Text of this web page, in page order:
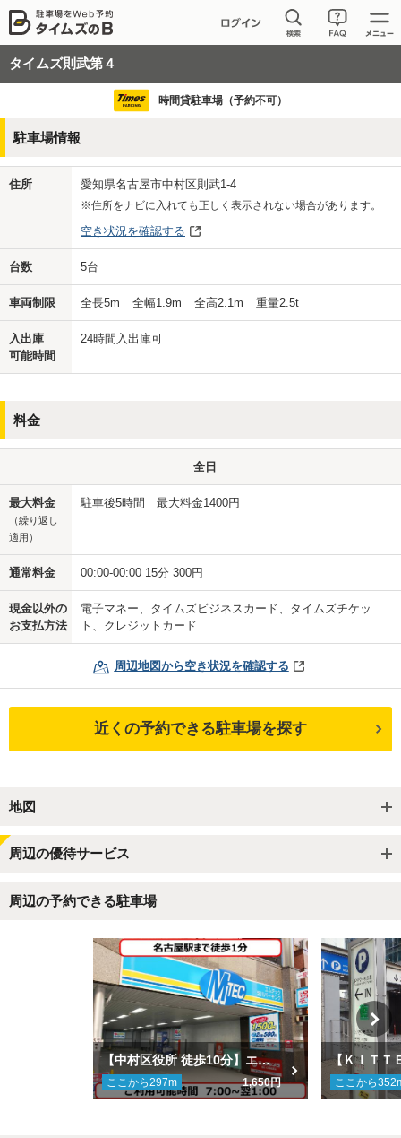
タイムズ則武第４
時間貸駐車場（予約不可）
駐車場情報
住所 愛知県名古屋市中村区則武1-4
※住所をナビに入れても正しく表示されない場合があります。
空き状況を確認する
台数 5台
車両制限 全長5m 全幅1.9m 全高2.1m 重量2.5t
入出庫
可能時間
24時間入出庫可
料金
全日
最大料金
（繰り返し
適用）
駐車後5時間 最大料金1400円
通常料金 00:00-00:00 15分 300円
現金以外の
お支払方法
電子マネー、タイムズビジネスカード、タイムズチケッ
ト、クレジットカード
周辺地図から空き状況を確認する
近くの予約できる駐車場を探す
地図
周辺の優待サービス
周辺の予約できる駐車場
【中村区役所 徒歩10分】エムテック吉川パーキング
ここから297m 1,650円 ここから352